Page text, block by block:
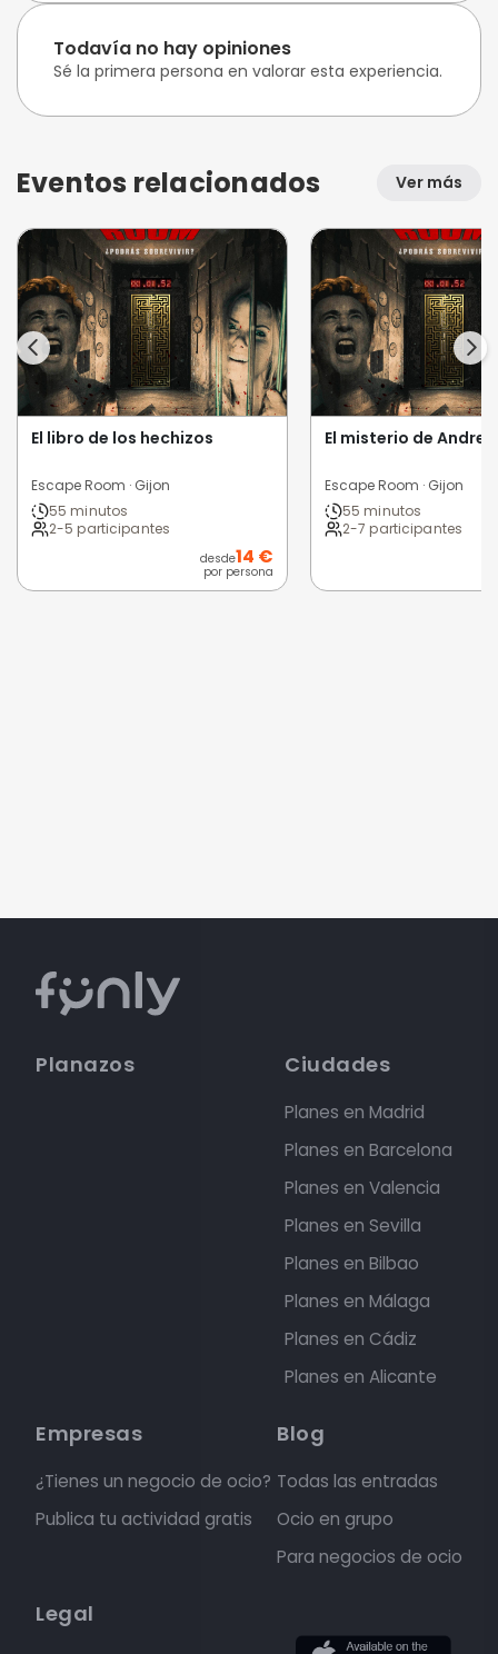
Todavía no hay opiniones
Sé la primera persona en valorar esta experiencia.
Eventos relacionados Ver más
El libro de los hechizos
Escape Room · Gijon
55 minutos
2-5 participantes
desde14 €
por persona
El misterio de
Escape Room · Gijon
55 minutos
2-7 participantes
Planazos Ciudades
Planes en Madrid
Planes en Barcelona
Planes en Valencia
Planes en Sevilla
Planes en Bilbao
Planes en Málaga
Planes en Cádiz
Planes en Alicante
Empresas
¿Tienes un negocio de ocio?
Publica tu actividad gratis
Blog
Todas las entradas
Ocio en grupo
Para negocios de ocio
Legal